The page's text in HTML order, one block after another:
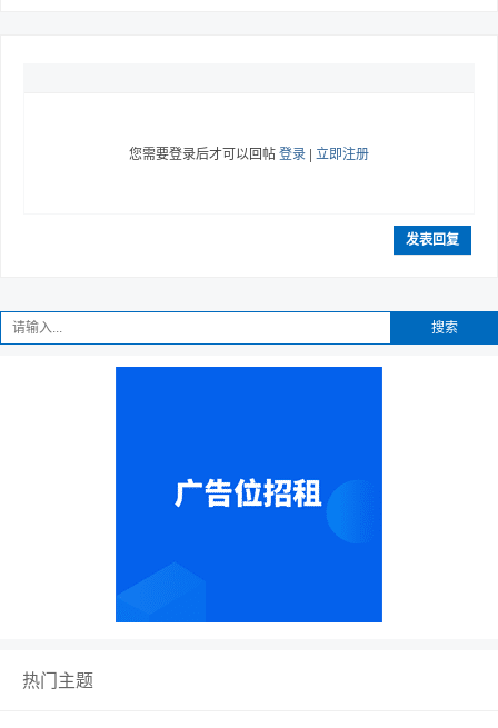
您需要登录后才可以回帖登录 | 立即注册
发表回复
搜索
热门主题